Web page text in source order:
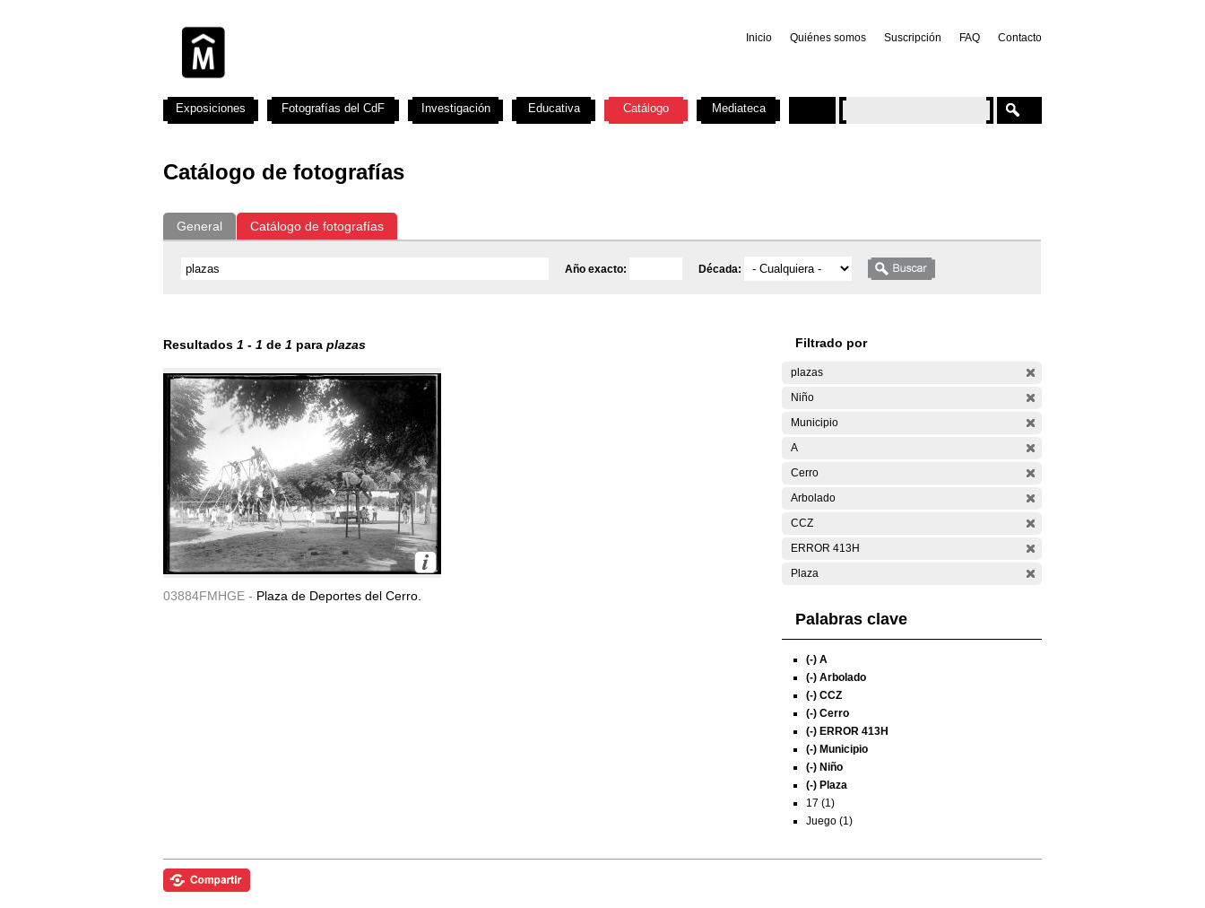
Inicio Quiénes somos Suscripción FAQ Contacto
Catálogo de fotografías
General Catálogo de fotografías
Año exacto: Década:
Resultados 1 - 1 de 1 para plazas
03884FMHGE - Plaza de Deportes del Cerro.
Filtrado por
plazas
Niño
Municipio
A
Cerro
Arbolado
CCZ
ERROR 413H
Plaza
Palabras clave
(-) A
(-) Arbolado
(-) CCZ
(-) Cerro
(-) ERROR 413H
(-) Municipio
(-) Niño
(-) Plaza
17 (1)
Juego (1)
Exposiciones Fotografías del CdF Investigación Educativa Catálogo Mediateca